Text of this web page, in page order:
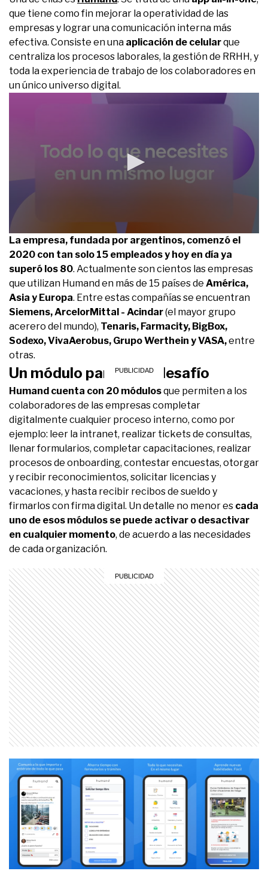
que tiene como fin mejorar la operatividad de las
empresas y lograr una comunicación interna más
efectiva. Consiste en una aplicación de celularque
centraliza los procesos laborales, la gestión de RRHH, y
toda la experiencia de trabajo de los colaboradores en
un único universo digital.
0
seconds
of
1
minute,
44
seconds
La empresa, fundada por argentinos, comenzó el
2020 con tan solo 15 empleados y hoy en día ya
superó los 80. Actualmente son cientos las empresas
que utilizan Humand en más de 15 países de América,
Asia y Europa. Entre estas compañías se encuentran
Siemens, ArcelorMittal - Acindar(el mayor grupo
acerero del mundo), Tenaris, Farmacity, BigBox,
Sodexo, VivaAerobus, Grupo Werthein y VASA,entre
otras.
Un módulo para cada desafío
Humand cuenta con 20 módulosque permiten a los
colaboradores de las empresas completar
digitalmente cualquier proceso interno, como por
ejemplo: leer la intranet, realizar tickets de consultas,
llenar formularios, completar capacitaciones, realizar
procesos de onboarding, contestar encuestas, otorgar
y recibir reconocimientos, solicitar licencias y
vacaciones, y hasta recibir recibos de sueldo y
firmarlos con firma digital. Un detalle no menor es cada
uno de esos módulos se puede activar o desactivar
en cualquier momento, de acuerdo a las necesidades
de cada organización.